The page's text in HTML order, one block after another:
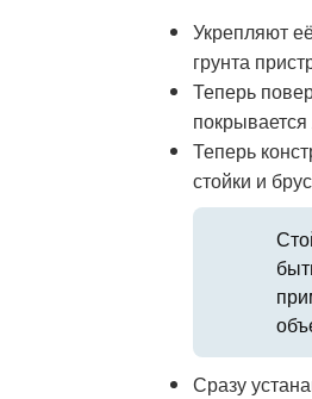
Укрепляют
грунта
Теперь
Теперь
стойки и
Сразу